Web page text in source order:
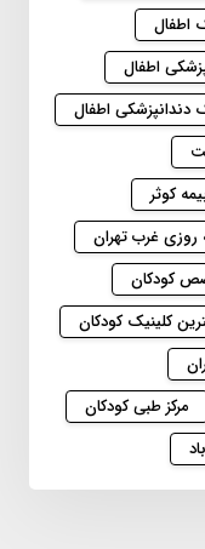
اطفال
اطفال
دندانپزشکی اطفال
کوثر
روزی غرب تهران
کودکان
کلینیک کودکان
مرکز طبی کودکان